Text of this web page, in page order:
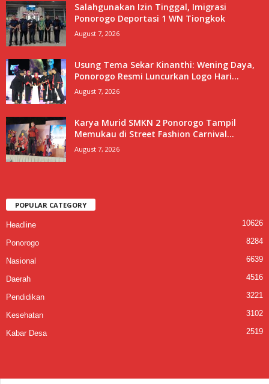
Salahgunakan Izin Tinggal, Imigrasi
Ponorogo Deportasi 1 WN Tiongkok
August 7, 2026
Usung Tema Sekar Kinanthi: Wening Daya,
Ponorogo Resmi Luncurkan Logo Hari...
August 7, 2026
Karya Murid SMKN 2 Ponorogo Tampil
Memukau di Street Fashion Carnival...
August 7, 2026
POPULAR CATEGORY
Headline 10626
Ponorogo 8284
Nasional 6639
Daerah 4516
Pendidikan 3221
Kesehatan 3102
Kabar Desa 2519